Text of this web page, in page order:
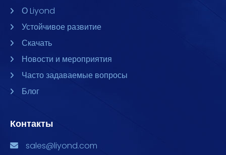
О Liyond
Устойчивое развитие
Скачать
Новости и мероприятия
Часто задаваемые вопросы
Блог
Контакты
sales@liyond.com